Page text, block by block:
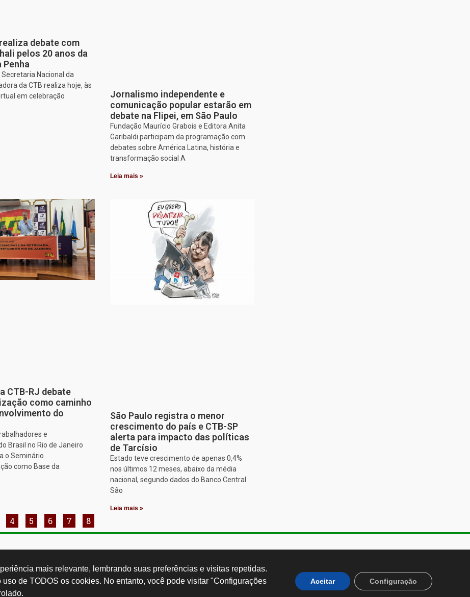
debate com
pelos 20 anos da
Penha
Nacional da
da CTB realiza hoje, às
em celebração
Jornalismo independente e
comunicação popular estarão em
debate na Flipei, em São Paulo
Fundação Maurício Grabois e Editora Anita
Garibaldi participam da programação com
debates sobre América Latina, história e
transformação social A
Leia mais »
CTB-RJ debate
como caminho
do
e
Brasil no Rio de Janeiro
o Seminário
como Base da
São Paulo registra o menor
crescimento do país e CTB-SP
alerta para impacto das políticas
de Tarcísio
Estado teve crescimento de apenas 0,4%
nos últimos 12 meses, abaixo da média
nacional, segundo dados do Banco Central
São
Leia mais »
4 5 6 7 8
Paulo - SP - Brasil CEP: 01251-001
mais relevante, lembrando suas preferências e visitas repetidas.
uso de TODOS os cookies. No entanto, você pode visitar "Configurações
Aceitar Configuração